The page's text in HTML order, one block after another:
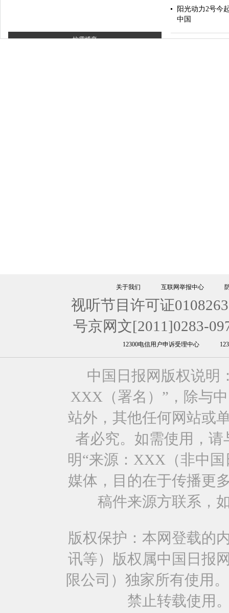
抗霾博弈
阳光动力2号今
中国
关于我们 互联网举报中心
视听节目许可证0108263
号京网文[2011]0283-
12300电信用户申诉受理中心
中国日报网版权说明
XXX（署名）”，除与
站外，其他任何网站或
者必究。如需使用，请
明“来源：XXX（非中
媒体，目的在于传播更
稿件来源方联系，
版权保护：本网登载的
讯等）版权属中国日报
限公司）独家所有使用
禁止转载使用